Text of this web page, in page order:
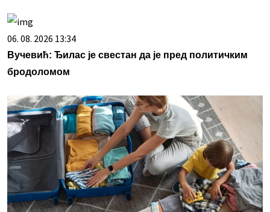
06. 08. 2026 13:34
Вучевић: Ђилас је свестан да је пред политичким
бродоломом